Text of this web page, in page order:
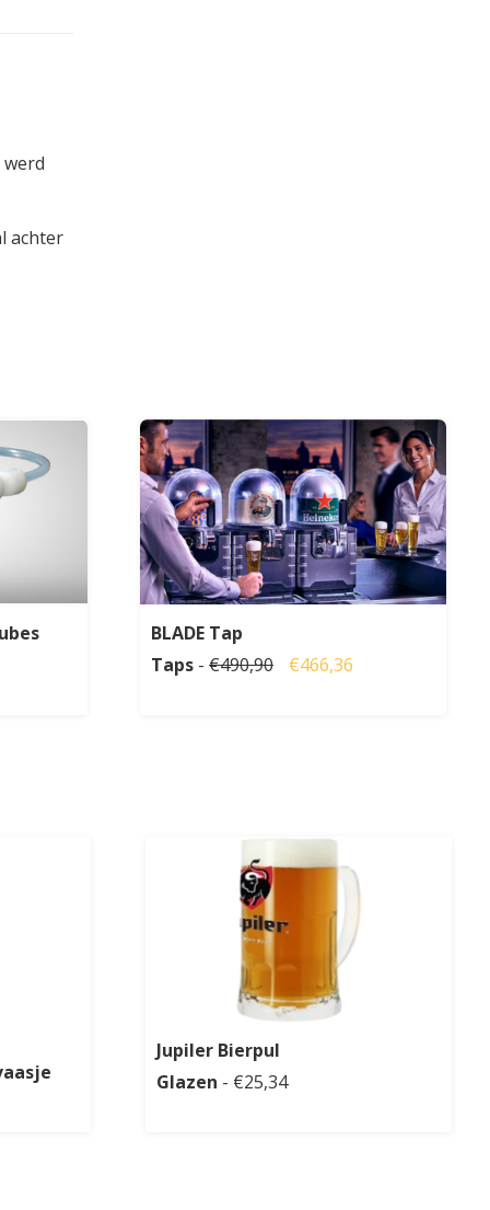
achter
BLADE Tap
Taps - €490,90 €466,36
Jupiler Bierpul
Glazen - €25,34